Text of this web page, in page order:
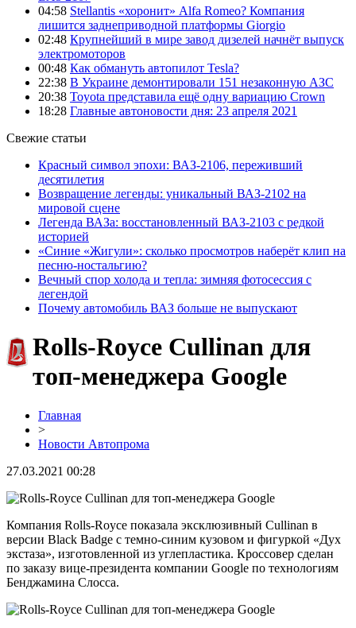
04:58 Stellantis «хоронит» Alfa Romeo? Компания
лишится заднеприводной платформы Giorgio
02:48 Крупнейший в мире завод дизелей начнёт выпуск
электромоторов
00:48 Как обмануть автопилот Tesla?
22:38 В Украине демонтировали 151 незаконную АЗС
20:38 Toyota представила ещё одну вариацию Crown
18:28 Главные автоновости дня: 23 апреля 2021
Свежие статьи
Красный символ эпохи: ВАЗ-2106, переживший
десятилетия
Возвращение легенды: уникальный ВАЗ-2102 на
мировой сцене
Легенда ВАЗа: восстановленный ВАЗ-2103 с редкой
историей
«Синие «Жигули»: сколько просмотров наберёт клип на
песню-ностальгию?
Вечный спор холода и тепла: зимняя фотосессия с
легендой
Почему автомобиль ВАЗ больше не выпускают
Rolls-Royce Cullinan для
топ-менеджера Google
Главная
>
Новости Автопрома
27.03.2021 00:28
Компания Rolls-Royce показала эксклюзивный Cullinan в
версии Black Badge с темно-синим кузовом и фигуркой «Дух
экстаза», изготовленной из углепластика. Кроссовер сделан
по заказу вице-президента компании Google по технологиям
Бенджа­мина Слосса.